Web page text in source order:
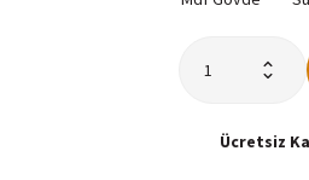
Ücretsiz